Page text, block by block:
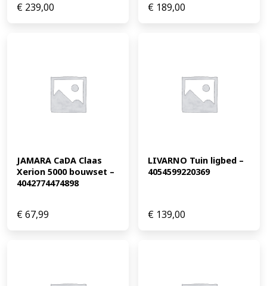
€ 239,00 € 189,00
JAMARA CaDA Claas
Xerion 5000 bouwset –
4042774474898
€67,99
LIVARNO Tuin ligbed –
4054599220369
€ 139,00